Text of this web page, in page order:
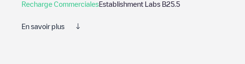
Recharge CommercialesEstablishment Labs B25.5
En savoir plus